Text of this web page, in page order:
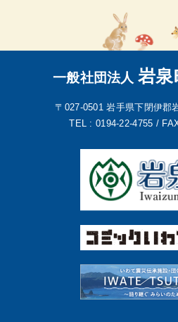
一般社団法人 岩泉
〒027-0501岩手県下閉伊郡
TEL : 0194-22-4755 /